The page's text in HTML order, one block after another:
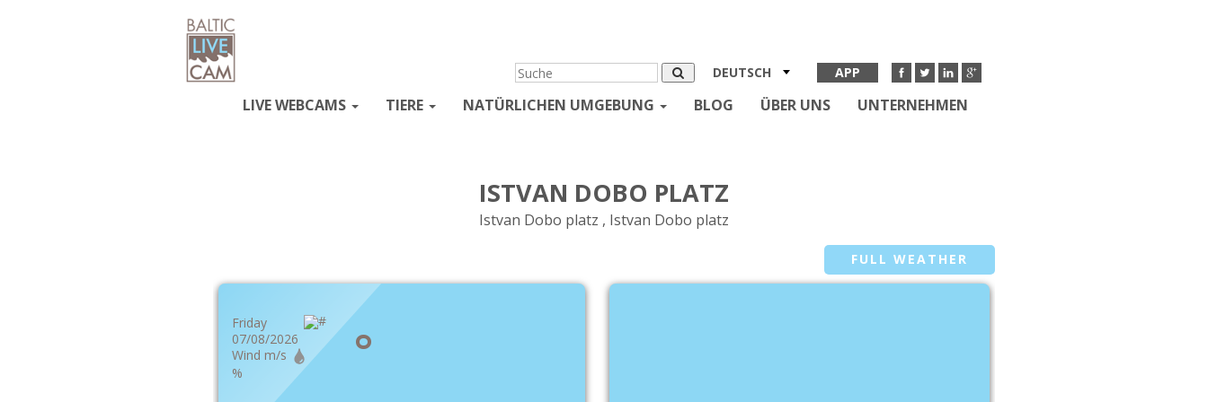
APP
DEUTSCH
LIVE WEBCAMS TIERE NATÜRLICHEN UMGEBUNG BLOG ÜBER UNS UNTERNEHMEN
ISTVAN DOBO PLATZ
Istvan Dobo platz , Istvan Dobo platz
FULL WEATHER
Friday
07/08/2026
Wind m/s
%
°